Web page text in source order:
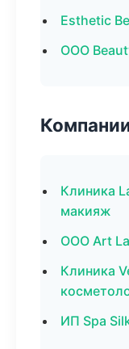
Esthetic
ООО
Клиника
макияж
ООО Art
Клиника
ИП Spa